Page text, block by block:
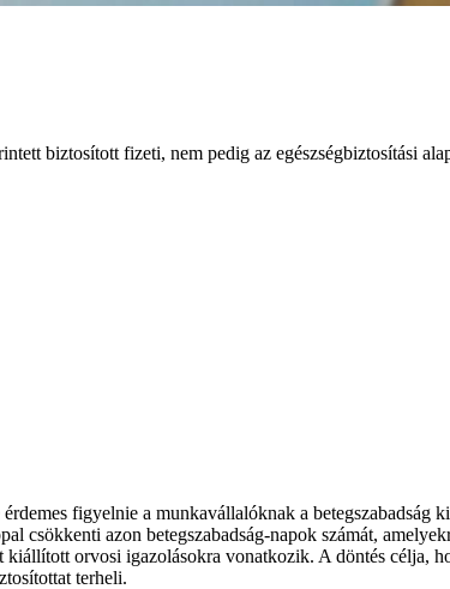
biztosított fizeti, nem pedig az egészségbiztosítási
figyelnie a munkavállalóknak a betegszabadság
csökkenti azon betegszabadság-napok számát,
orvosi igazolásokra vonatkozik. A döntés célja,
terheli.